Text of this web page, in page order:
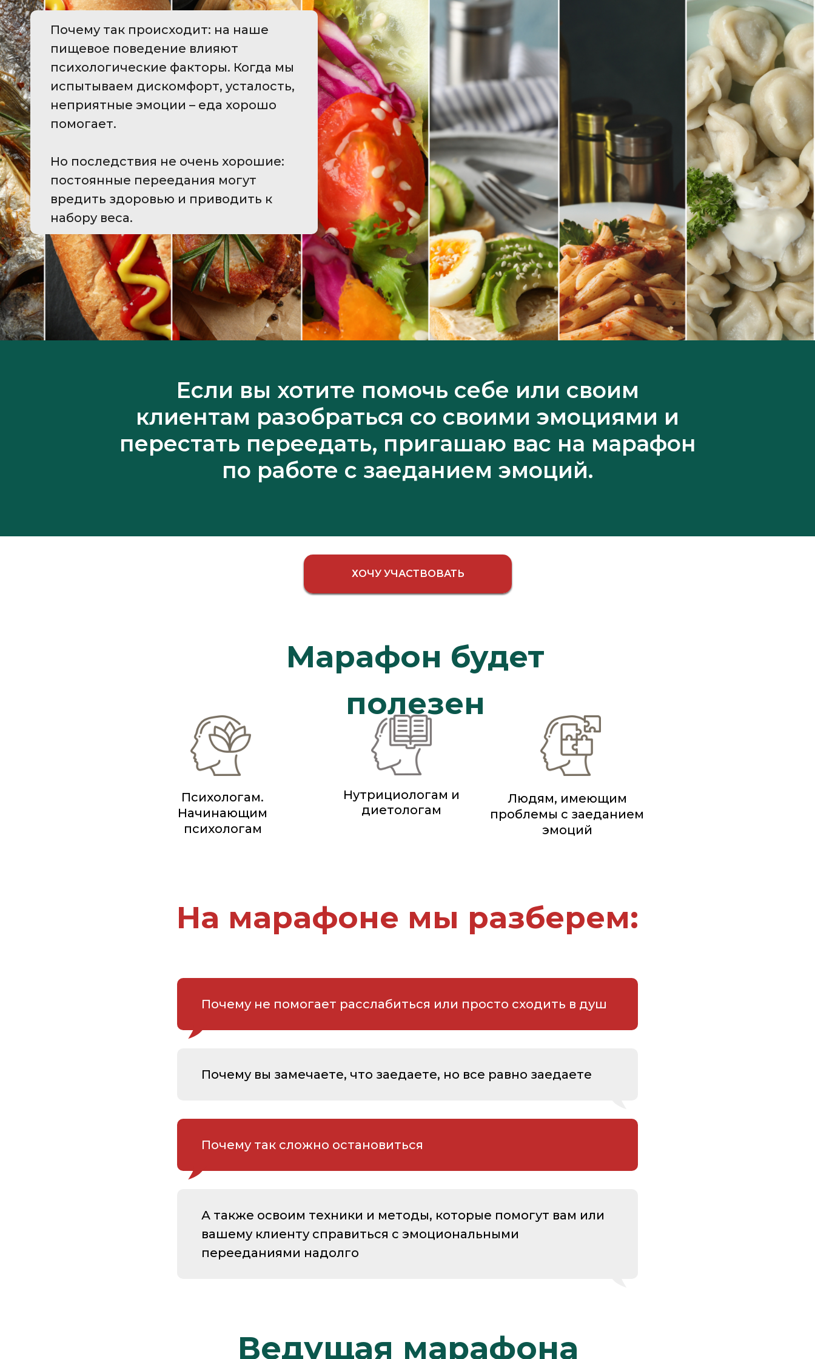
Почему так происходит: на наше
пищевое поведение влияют
психологические факторы. Когда мы
испытываем дискомфорт, усталость,
неприятные эмоции – еда хорошо
помогает.
Но последствия не очень хорошие:
постоянные переедания могут
вредить здоровью и приводить к
набору веса.
Если вы хотите помочь себе или своим
клиентам разобраться со своими эмоциями и
перестать переедать, пригашаю вас на марафон
по работе с заеданием эмоций.
ХОЧУ УЧАСТВОВАТЬ
Психологам.
Начинающим
психологам
Людям, имеющим
проблемы с заеданием
эмоций
Марафон будет
полезен
Нутрициологам и
диетологам
На марафоне мы разберем:
Почему не помогает расслабиться или просто сходить в душ
Почему вы замечаете, что заедаете, но все равно заедаете
Почему так сложно остановиться
А также освоим техники и методы, которые помогут вам или
вашему клиенту справиться с эмоциональными
перееданиями надолго
Ведущая марафона